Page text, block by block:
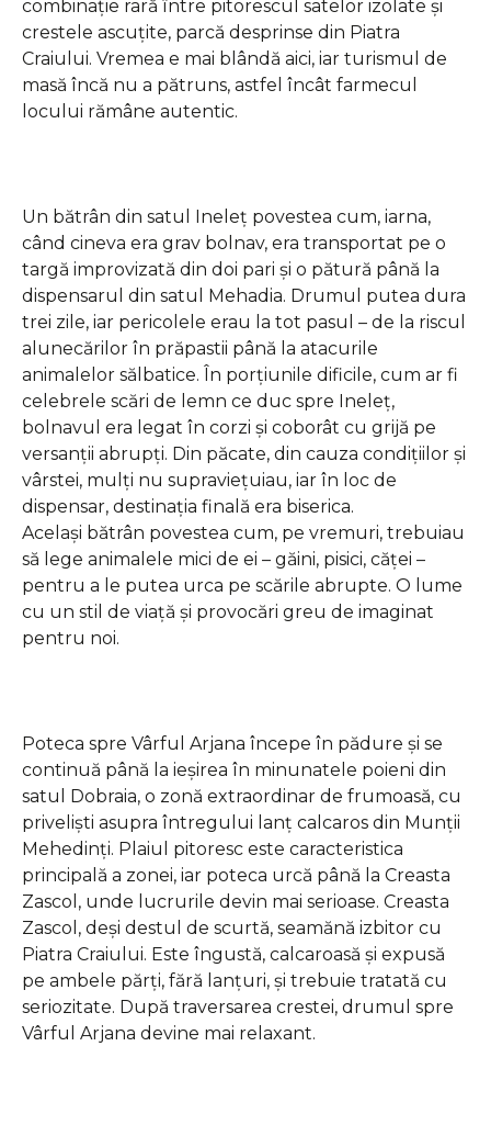
combinație rară între pitorescul satelor izolate și
crestele ascuțite, parcă desprinse din Piatra
Craiului. Vremea e mai blândă aici, iar turismul de
masă încă nu a pătruns, astfel încât farmecul
locului rămâne autentic.
Un bătrân din satul Ineleț povestea cum, iarna,
când cineva era grav bolnav, era transportat pe o
targă improvizată din doi pari și o pătură până la
dispensarul din satul Mehadia. Drumul putea dura
trei zile, iar pericolele erau la tot pasul – de la riscul
alunecărilor în prăpastii până la atacurile
animalelor sălbatice. În porțiunile dificile, cum ar fi
celebrele scări de lemn ce duc spre Ineleț,
bolnavul era legat în corzi și coborât cu grijă pe
versanții abrupți. Din păcate, din cauza condițiilor și
vârstei, mulți nu supraviețuiau, iar în loc de
dispensar, destinația finală era biserica.
Același bătrân povestea cum, pe vremuri, trebuiau
să lege animalele mici de ei – găini, pisici, căței –
pentru a le putea urca pe scările abrupte. O lume
cu un stil de viață și provocări greu de imaginat
pentru noi.
Poteca spre Vârful Arjana începe în pădure și se
continuă până la ieșirea în minunatele poieni din
satul Dobraia, o zonă extraordinar de frumoasă, cu
priveliști asupra întregului lanț calcaros din Munții
Mehedinți. Plaiul pitoresc este caracteristica
principală a zonei, iar poteca urcă până la Creasta
Zascol, unde lucrurile devin mai serioase. Creasta
Zascol, deși destul de scurtă, seamănă izbitor cu
Piatra Craiului. Este îngustă, calcaroasă și expusă
pe ambele părți, fără lanțuri, și trebuie tratată cu
seriozitate. După traversarea crestei, drumul spre
Vârful Arjana devine mai relaxant.